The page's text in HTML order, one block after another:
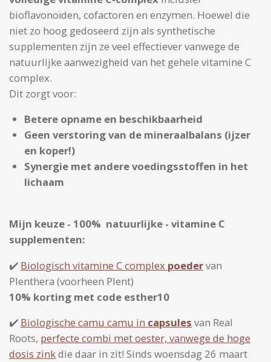
bioflavonoïden, cofactoren en enzymen. Hoewel die
niet zo hoog gedoseerd zijn als synthetische
supplementen zijn ze veel effectiever vanwege de
natuurlijke aanwezigheid van het gehele vitamine C
complex.
Dit zorgt voor:
Betere opname en beschikbaarheid
Geen verstoring van de mineraalbalans (ijzer
en koper!)
Synergie met andere voedingsstoffen in het
lichaam
Mijn keuze - 100% natuurlijke - vitamine C
supplementen:
✔️ Biologisch vitamine C complex poedervan
Plenthera (voorheen Plent)
10% korting met code esther10
✔️ Biologische camu camu in capsules van Real
Roots, perfecte combi met oester, vanwege de hoge
dosis zinkdie daar in zit! Sinds woensdag 26 maart